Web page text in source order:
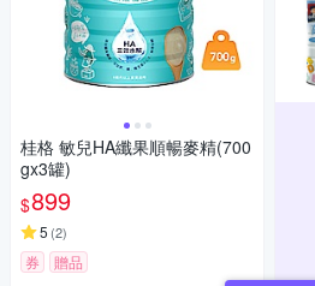
桂格 敏兒HA纖果順暢麥精(700
gx3罐)
$899
5 (2)
券 贈品